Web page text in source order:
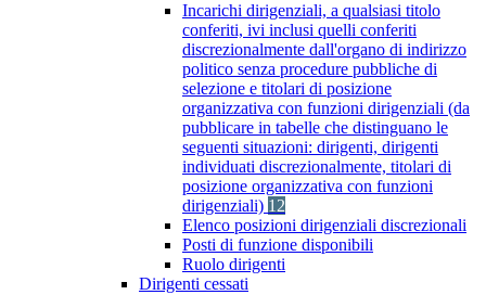
Incarichi dirigenziali, a qualsiasi titolo
conferiti, ivi inclusi quelli conferiti
discrezionalmente dall'organo di indirizzo
politico senza procedure pubbliche di
selezione e titolari di posizione
organizzativa con funzioni dirigenziali (da
pubblicare in tabelle che distinguano le
seguenti situazioni: dirigenti, dirigenti
individuati discrezionalmente, titolari di
posizione organizzativa con funzioni
dirigenziali) 12
Elenco posizioni dirigenziali discrezionali
Posti di funzione disponibili
Ruolo dirigenti
Dirigenti cessati